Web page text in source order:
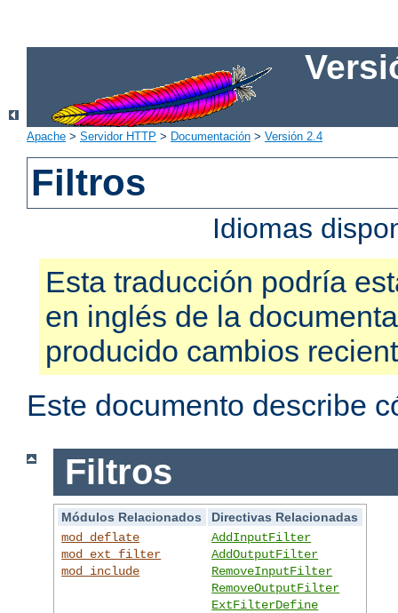
Apache > Servidor HTTP > Documentación > Versión 2.4
Filtros
Idiomas
Esta traducción podría
en inglés de la
producido cambios
Este documento describe
Filtros
Módulos Relacionados
Directivas Relacionadas
mod_deflate
mod_ext_filter
mod_include
AddInputFilter
AddOutputFilter
RemoveInputFilter
RemoveOutputFilter
ExtFilterDefine